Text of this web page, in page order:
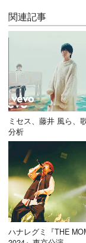
関連記事
ミセス、藤井 風ら、
分析
ハナレグミ『THE